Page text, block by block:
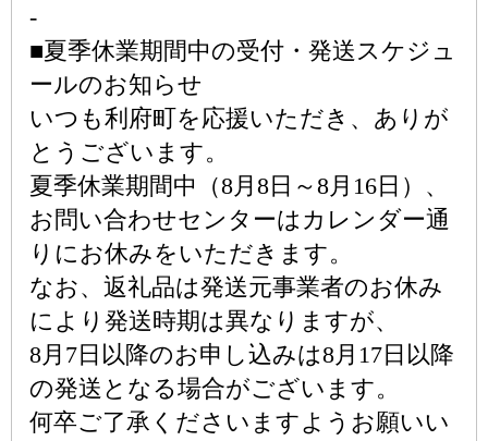
-
■夏季休業期間中の受付・発送スケジュ
ールのお知らせ
いつも利府町を応援いただき、ありが
とうございます。
夏季休業期間中（8月8日～8月16日）、
お問い合わせセンターはカレンダー通
りにお休みをいただきます。
なお、返礼品は発送元事業者のお休み
により発送時期は異なりますが、
8月7日以降のお申し込みは8月17日以降
の発送となる場合がございます。
何卒ご了承くださいますようお願いい